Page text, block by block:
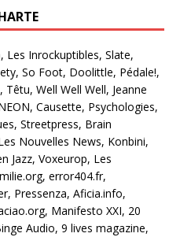
Les Inrockuptibles, Slate,
So Foot, Doolittle, Pédale!,
Well Well Well, Jeanne
Causette, Psychologies,
Streetpress, Brain
Nouvelles News, Konbini,
Jazz, Voxeurop, Les
error404.fr,
Pressenza, Aficia.info,
Manifesto XXI, 20
Audio, 9 lives magazine,